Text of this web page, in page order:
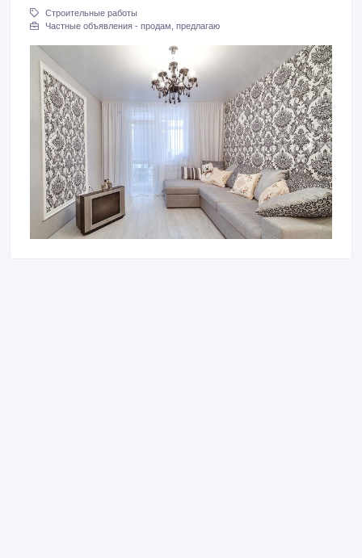
Строительные работы
Частные объявления - продам, предлагаю